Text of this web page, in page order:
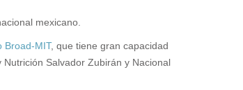
mexicano.
Broad-MIT, que tiene gran capacidad
Nutrición Salvador Zubirán y Nacional